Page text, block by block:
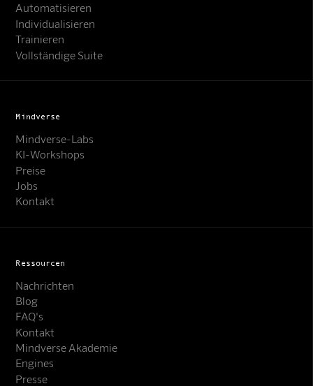
Automatisieren
Individualisieren
Trainieren
Vollständige Suite
Mindverse
Mindverse-Labs
KI-Workshops
Preise
Jobs
Kontakt
Ressourcen
Nachrichten
Blog
FAQ's
Kontakt
Mindverse Akademie
Engines
Presse